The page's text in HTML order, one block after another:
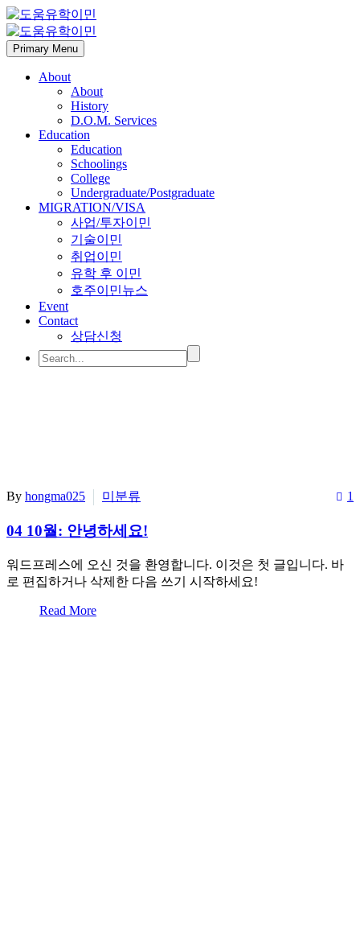
Primary Menu
About
About
History
D.O.M. Services
Education
Education
Schoolings
College
Undergraduate/Postgraduate
MIGRATION/VISA
사업/투자이민
기술이민
취업이민
유학 후 이민
호주이민뉴스
Event
Contact
상담신청
1
By hongma025 미분류
04 10월: 안녕하세요!
워드프레스에 오신 것을 환영합니다. 이것은 첫 글입니다. 바
로 편집하거나 삭제한 다음 쓰기 시작하세요!
Read More